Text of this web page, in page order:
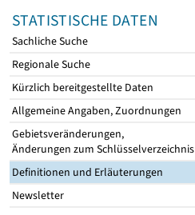
STATISTISCHE DATEN
Sachliche Suche
Regionale Suche
Kürzlich bereitgestellte Daten
Allgemeine Angaben, Zuordnungen
Gebietsveränderungen,
Änderungen zum Schlüsselverzeichnis
Definitionen und Erläuterungen
Newsletter